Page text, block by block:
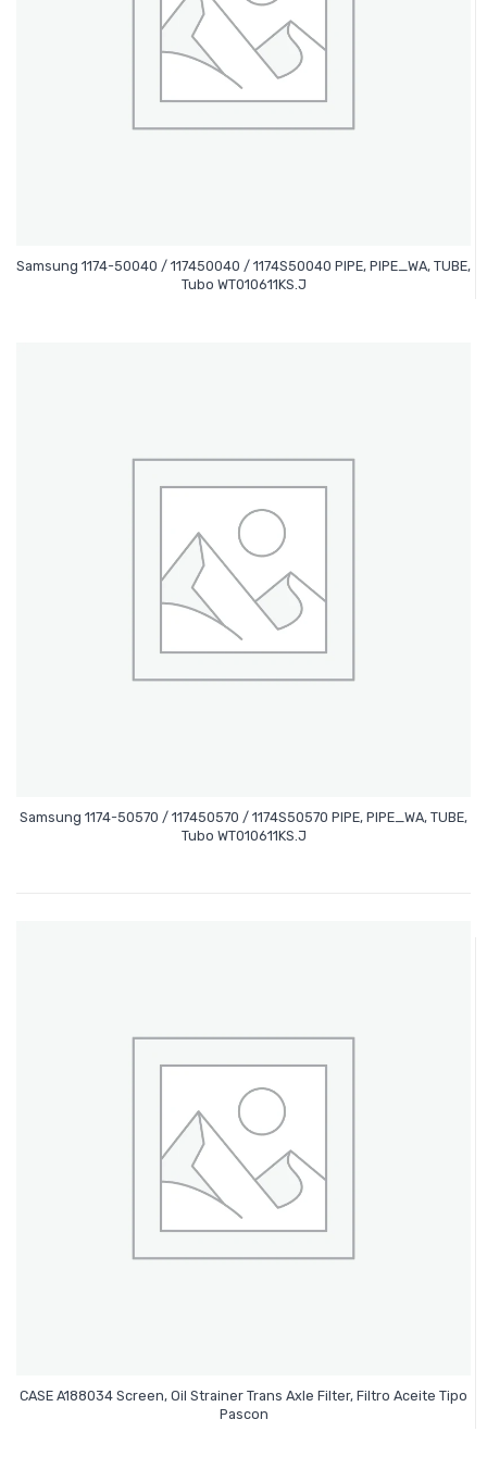
Samsung 1174-50040 / 117450040 / 1174S50040 PIPE, PIPE_WA, TUBE,
Tubo WT010611KS.J
Leer Más
Samsung 1174-50570 / 117450570 / 1174S50570 PIPE, PIPE_WA, TUBE,
Tubo WT010611KS.J
Leer Más
CASE A188034 Screen, Oil Strainer Trans Axle Filter, Filtro Aceite Tipo
Pascon
Leer Más